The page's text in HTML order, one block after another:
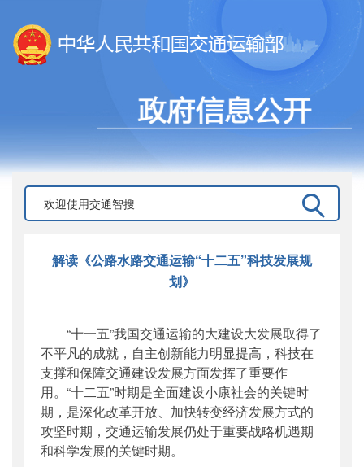
解读《公路水路交通运输“十二五”科技发展规
划》
“十一五”我国交通运输的大建设大发展取得了
不平凡的成就，自主创新能力明显提高，科技在
支撑和保障交通建设发展方面发挥了重要作
用。“十二五”时期是全面建设小康社会的关键时
期，是深化改革开放、加快转变经济发展方式的
攻坚时期，交通运输发展仍处于重要战略机遇期
和科学发展的关键时期。